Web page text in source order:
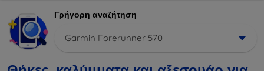
Γρήγορη αναζήτηση
Garmin Forerunner 570